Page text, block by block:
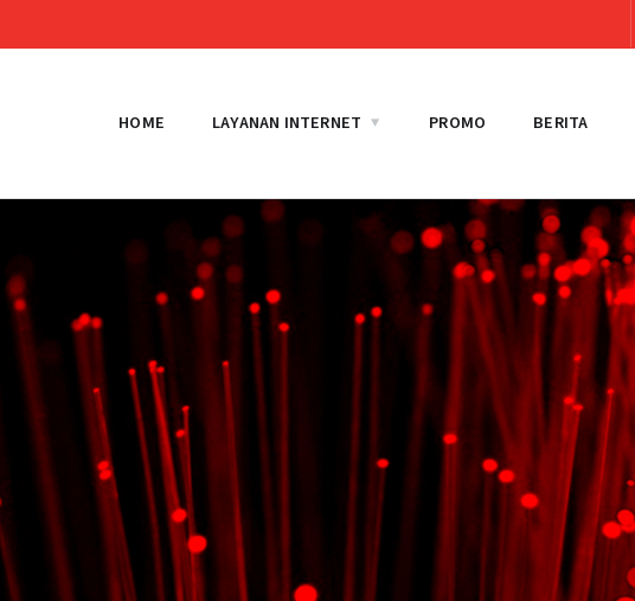
HOME LAYANAN INTERNET PROMO BERITA